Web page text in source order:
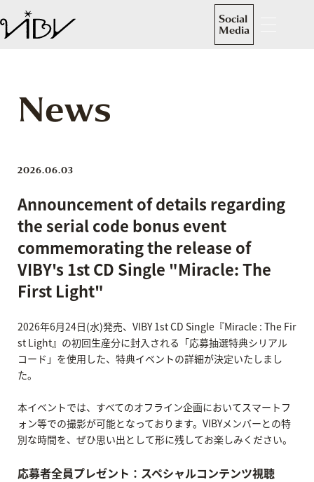
Social
Media
News
2026.06.03
Announcement of details regarding
the serial code bonus event
commemorating the release of
VIBY's 1st CD Single "Miracle: The
First Light"
2026年6月24日(水)発売、VIBY 1st CD Single『Miracle : The Fir
st Light』の初回生産分に封入される「応募抽選特典シリアル
コード」を使用した、特典イベントの詳細が決定いたしまし
た。
本イベントでは、すべてのオフライン企画においてスマートフ
ォン等での撮影が可能となっております。VIBYメンバーとの特
別な時間を、ぜひ思い出として形に残してお楽しみください。
応募者全員プレゼント：スペシャルコンテンツ視聴